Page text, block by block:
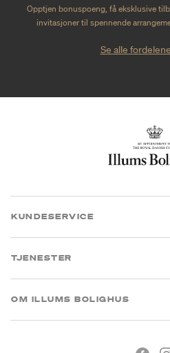
Opptjen bonuspoeng, få eksklusive
invitasjoner til spennende
Se alle
KUNDESERVICE
TJENESTER
OM ILLUMS BOLIGHUS